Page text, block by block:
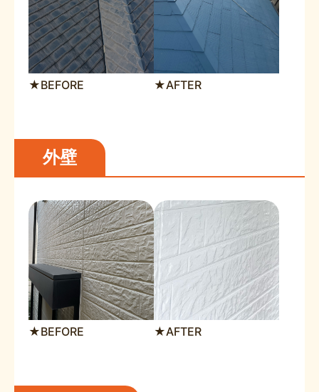
★BEFORE ★AFTER
外壁
★BEFORE ★AFTER